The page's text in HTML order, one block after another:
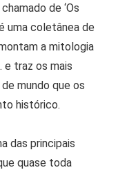
de ‘Os
uma coletânea de
a mitologia
e traz os mais
mundo que os
histórico.
das principais
quase toda